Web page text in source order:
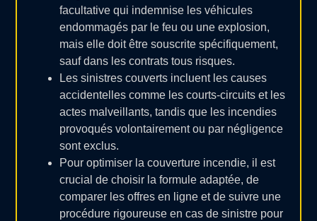
facultative qui indemnise les véhicules
endommagés par le feu ou une explosion,
mais elle doit être souscrite spécifiquement,
sauf dans les contrats tous risques.
Les sinistres couverts incluent les causes
accidentelles comme les courts-circuits et les
actes malveillants, tandis que les incendies
provoqués volontairement ou par négligence
sont exclus.
Pour optimiser la couverture incendie, il est
crucial de choisir la formule adaptée, de
comparer les offres en ligne et de suivre une
procédure rigoureuse en cas de sinistre pour